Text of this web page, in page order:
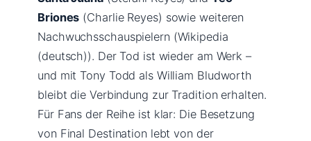
Briones (Charlie Reyes) sowie weiteren
Nachwuchsschauspielern (Wikipedia
(deutsch)). Der Tod ist wieder am Werk –
und mit Tony Todd als William Bludworth
bleibt die Verbindung zur Tradition erhalten.
Für Fans der Reihe ist klar: Die Besetzung
von Final Destination lebt von der